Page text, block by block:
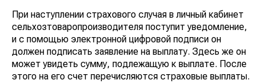
При наступлении страхового случая в личный кабинет
сельхозтоваропроизводителя поступит уведомление,
и с помощью электронной цифровой подписи он
должен подписать заявление на выплату. Здесь же он
может увидеть сумму, подлежащую к выплате. После
этого на его счет перечисляются страховые выплаты.